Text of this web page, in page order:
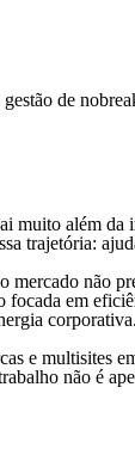
de
muito além da
trajetória:
mercado não
focada em
corporativa.
e multisites
não é